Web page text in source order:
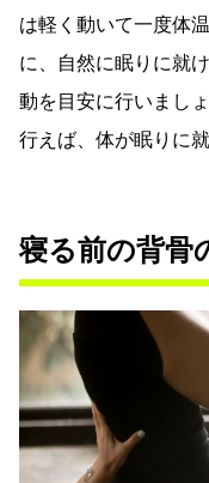
は軽く動いて一度体
に、自然に眠りに就
動を目安に行いまし
行えば、体が眠りに
寝る前の背骨